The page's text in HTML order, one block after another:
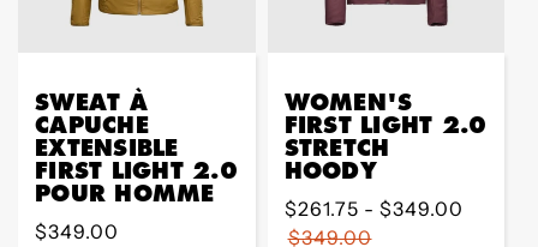
SWEAT À
CAPUCHE
EXTENSIBLE
FIRST LIGHT 2.0
POUR HOMME
Prix
$349.00
WOMEN'S
FIRST LIGHT 2.0
STRETCH
HOODY
Prix
régulier
$261.75 - $349.00
$349.00